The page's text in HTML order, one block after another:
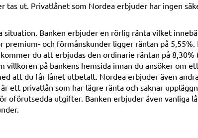
ut. Privatlånet som Nordea erbjuder har ingen
Banken erbjuder en rörlig ränta vilket
och förmånskunder ligger räntan på 5,55%.
du att erbjudas den ordinarie räntan på 8,30%
på bankens hemsida innan du ansöker om
att du får lånet utbetalt. Nordea erbjuder även
ett privatlån som har lägre ränta och saknar
utgifter. Banken erbjuder även vanliga